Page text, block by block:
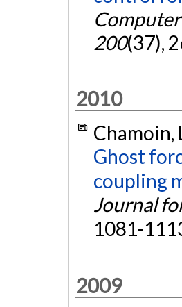
200(37),
2010
Chamoin,
Ghost
coupling
Journal
1081-
2009